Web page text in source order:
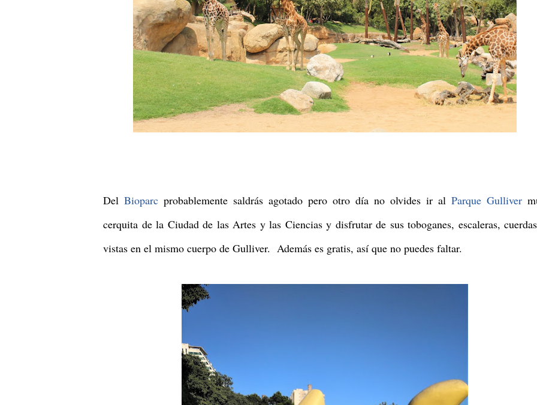
Del Bioparc probablemente saldrás agotado pero otro día no olvides ir al Parque Gulliver
cerquita de la Ciudad de las Artes y las Ciencias y disfrutar de sus toboganes, escaleras,
vistas en el mismo cuerpo de Gulliver. Además es gratis, así que no puedes faltar.